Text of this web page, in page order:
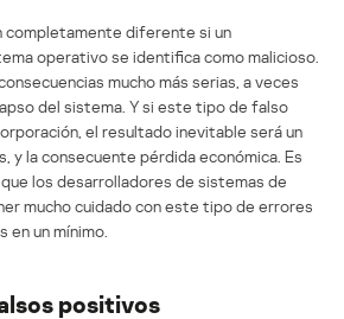
completamente diferente si un
operativo se identifica como malicioso.
mucho más serias, a veces
del sistema. Y si este tipo de falso
el resultado inevitable será un
y la consecuente pérdida económica. Es
los desarrolladores de sistemas de
mucho cuidado con este tipo de errores
un mínimo.
positivos